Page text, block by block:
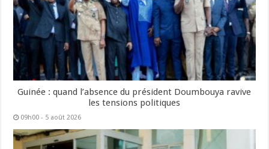
Guinée : quand l’absence du président Doumbouya ravive
les tensions politiques
09h00 - 5 août 2026